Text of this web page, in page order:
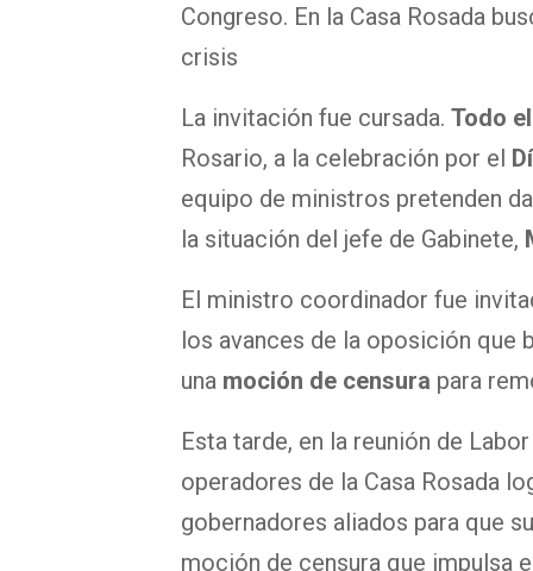
Congreso. En la Casa Rosada
crisis
La invitación fue cursada. Todo
Rosario, a la celebración por el
equipo de ministros pretenden
la situación del jefe de Gabinete,
El ministro coordinador fue
los avances de la oposición que
una moción de censura para
Esta tarde, en la reunión de
operadores de la Casa Rosada
gobernadores aliados para que
moción de censura que impulsa